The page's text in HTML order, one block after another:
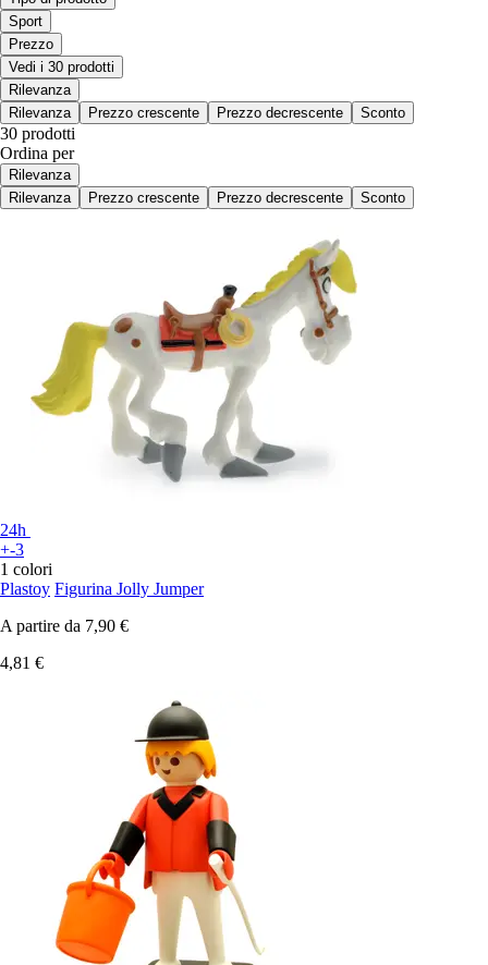
Sport
Prezzo
Vedi i 30 prodotti
Rilevanza
Rilevanza
Prezzo crescente Prezzo decrescente Sconto
30 prodotti
Ordina per
Rilevanza
Rilevanza
Prezzo crescente Prezzo decrescente Sconto
24h
+-3
1 colori
Plastoy Figurina Jolly Jumper
A partire da 7,90 €
4,81 €